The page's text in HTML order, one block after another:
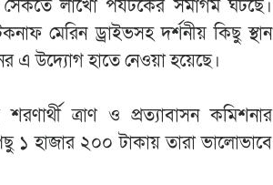
সৈকতে লাখো পর্যটকের সমাগম ঘটছে।
মেরিন ড্রাইভসহ দর্শনীয় কিছু স্থান
এ উদ্যোগ হাতে নেওয়া হয়েছে।
ত্রাণ ও প্রত্যাবাসন কমিশনার
১ হাজার ২০০ টাকায় তারা ভালোভাবে